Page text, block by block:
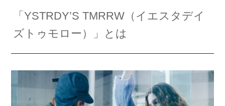
「YSTRDY’S TMRRW（イエスタデイ
ズトゥモロー）」とは